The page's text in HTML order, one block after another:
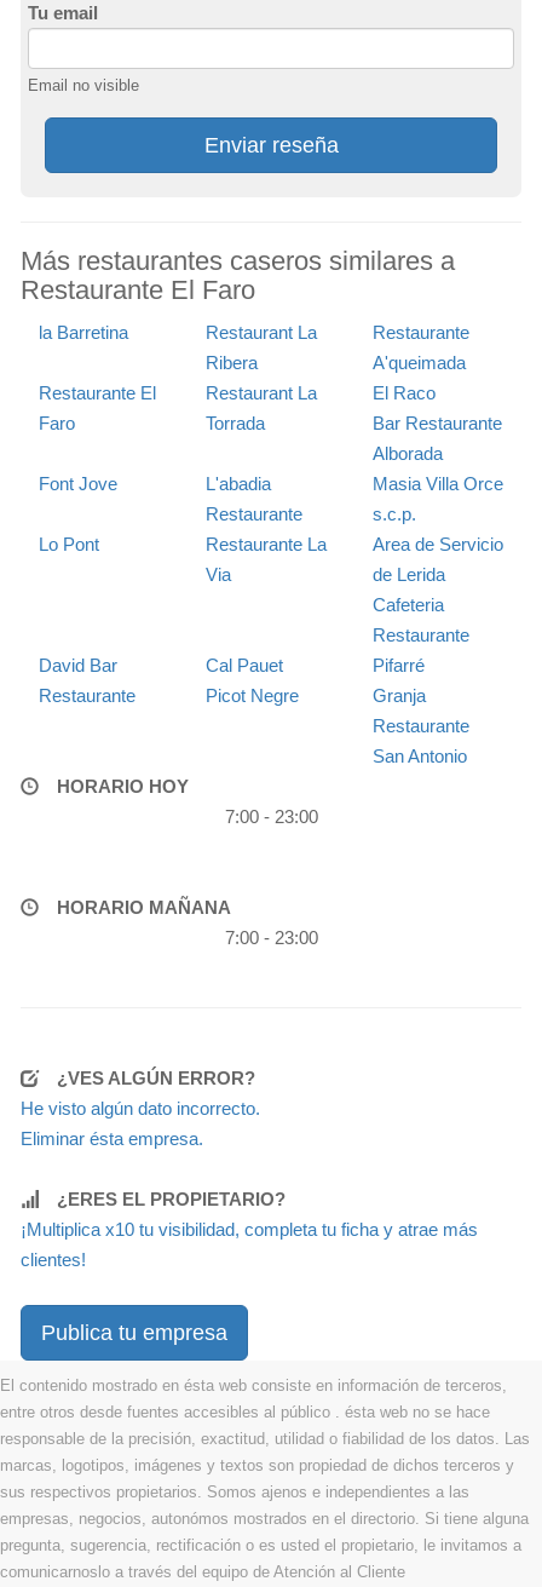
Tu email
Email no visible
Enviar reseña
Más restaurantes caseros similares a
Restaurante El Faro
la Barretina
Restaurant La
Ribera
Restaurante
A'queimada
Restaurante El
Faro
Restaurant La
Torrada
El Raco
Bar Restaurante
Alborada
Font Jove
L'abadia
Restaurante
Masia Villa Orce
s.c.p.
Lo Pont
Restaurante La
Via
Area de Servicio
de Lerida
Cafeteria
Restaurante
David Bar
Restaurante
Cal Pauet
Pifarré
Picot Negre
Granja
Restaurante
San Antonio
HORARIO HOY
7:00 - 23:00
HORARIO MAÑANA
7:00 - 23:00
¿VES ALGÚN ERROR?
He visto algún dato incorrecto.
Eliminar ésta empresa.
¿ERES EL PROPIETARIO?
¡Multiplica x10 tu visibilidad, completa tu ficha y atrae más
clientes!
Publica tu empresa
El contenido mostrado en ésta web consiste en información de terceros,
entre otros desde fuentes accesibles al público . ésta web no se hace
responsable de la precisión, exactitud, utilidad o fiabilidad de los datos. Las
marcas, logotipos, imágenes y textos son propiedad de dichos terceros y
sus respectivos propietarios. Somos ajenos e independientes a las
empresas, negocios, autonómos mostrados en el directorio. Si tiene alguna
pregunta, sugerencia, rectificación o es usted el propietario, le invitamos a
comunicarnoslo a través del equipo de Atención al Cliente